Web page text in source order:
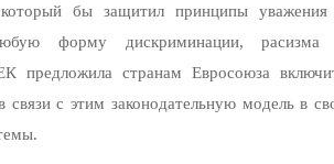
который бы защитил принципы
форму дискриминации,
предложила странам Евросоюза
связи с этим законодательную модель в